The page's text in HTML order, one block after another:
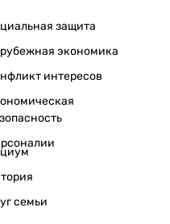
защита
экономика
интересов
семьи